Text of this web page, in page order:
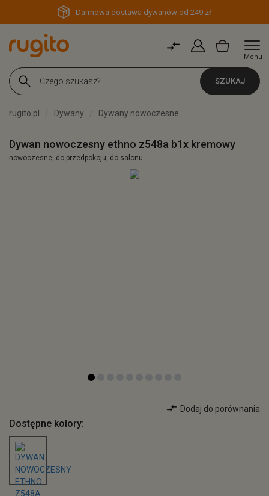
Darmowa dostawa dywanów od 249 zł
Menu
SZUKAJ
rugito.pl Dywany Dywany nowoczesne
Dywan nowoczesny ethno z548a b1x kremowy
nowoczesne, do przedpokoju, do salonu
Dodaj do porównania
Dostępne kolory: